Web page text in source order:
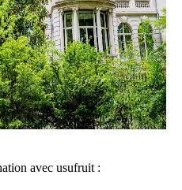
avec usufruit :